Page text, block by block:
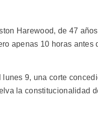
Harewood, de 47
apenas 10 horas
9, una corte
la constitucionalidad